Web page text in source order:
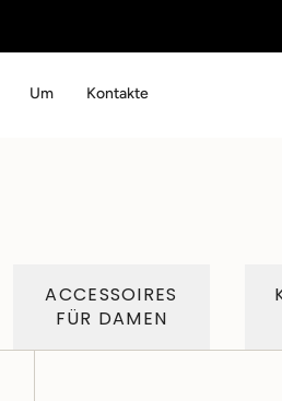
Um Kontakte
ACCESSOIRES
FÜR DAMEN